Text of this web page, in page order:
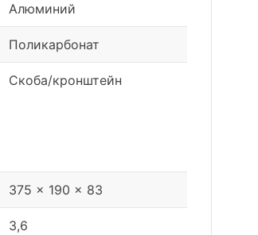
Алюминий
Поликарбонат
Скоба/кронштейн
375 x 190 x 83
3,6